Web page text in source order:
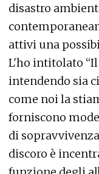
disastro
attivi una
L'ho intitolato
intendendo sia
come noi la
forniscono
di
discoro è